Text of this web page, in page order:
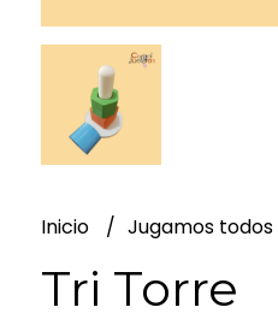
Inicio Jugamos todos
Tri Torre